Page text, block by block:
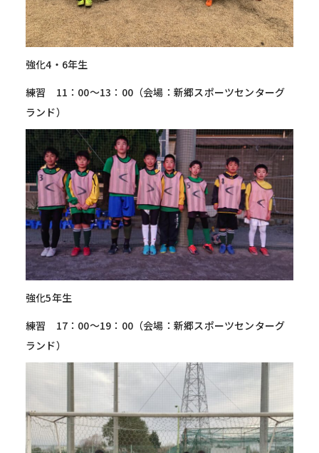
強化4・6年生
練習 11：00～13：00（会場：新郷スポーツセンターグ
ランド）
強化5年生
練習 17：00～19：00（会場：新郷スポーツセンターグ
ランド）